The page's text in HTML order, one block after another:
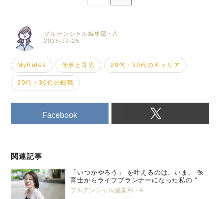
2025-12-25
プルデンシャル編集部・A
MyRules 仕事と育児 20代・30代のキャリア
20代・30代の転職
Facebook
関連記事
「いつかやろう」 を叶えるのは、いま。 保
育士からライフプランナーになった私の “特
別養子縁組” という選択。 プルデンシャル
プルデンシャル編集部・A